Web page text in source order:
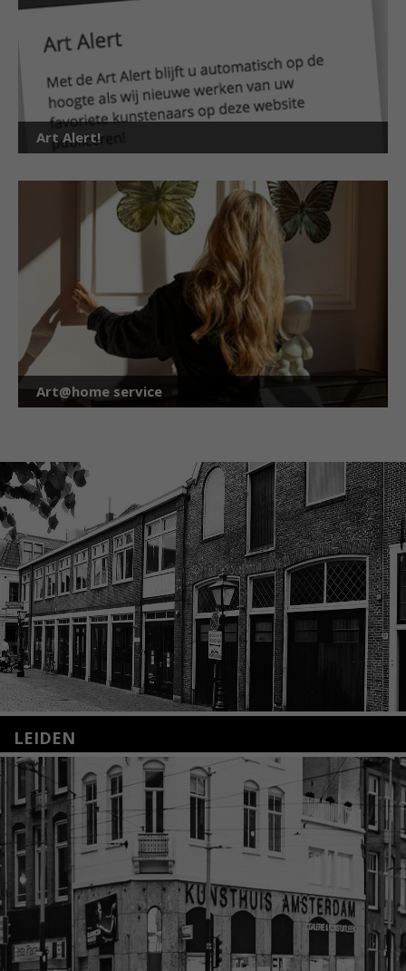
Art Alert!
Art@home service
LEIDEN
Nieuwstraat 35
2312 KA Leiden
+31(0)71 – 52 84 480
info@kunsthuisleiden.nl
Lees meer